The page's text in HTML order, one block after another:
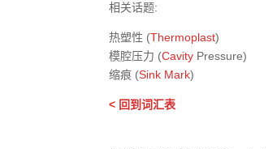
相关话题:
热塑性 (Thermoplast)
模腔压力 (Cavity Pressure)
缩痕 (Sink Mark)
< 回到词汇表